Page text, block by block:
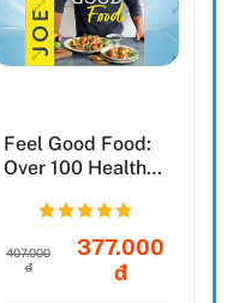
Feel Good Food:
Over 100 Healthy
407.000
đ
377.000
đ